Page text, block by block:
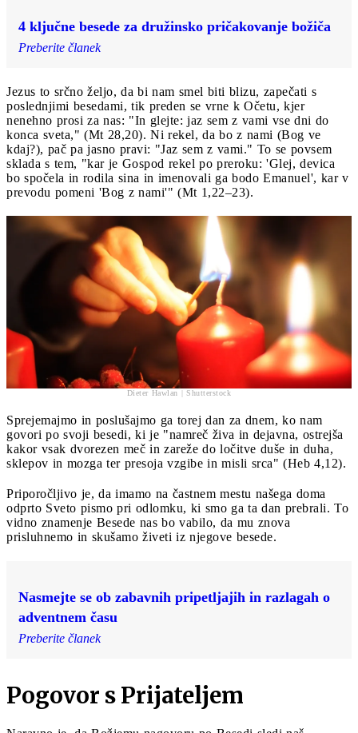
4 ključne besede za družinsko pričakovanje božiča
Preberite članek
Jezus to srčno željo, da bi nam smel biti blizu, zapečati s
poslednjimi besedami, tik preden se vrne k Očetu, kjer
nenehno prosi za nas: "In glejte: jaz sem z vami vse dni do
konca sveta," (Mt 28,20). Ni rekel, da bo z nami (Bog ve
kdaj?), pač pa jasno pravi: "Jaz sem z vami." To se povsem
sklada s tem, "kar je Gospod rekel po preroku: 'Glej, devica
bo spočela in rodila sina in imenovali ga bodo Emanuel', kar v
prevodu pomeni 'Bog z nami'" (Mt 1,22–23).
Dieter Hawlan | Shutterstock
Sprejemajmo in poslušajmo ga torej dan za dnem, ko nam
govori po svoji besedi, ki je "namreč živa in dejavna, ostrejša
kakor vsak dvorezen meč in zareže do ločitve duše in duha,
sklepov in mozga ter presoja vzgibe in misli srca" (Heb 4,12).
Priporočljivo je, da imamo na častnem mestu našega doma
odprto Sveto pismo pri odlomku, ki smo ga ta dan prebrali. To
vidno znamenje Besede nas bo vabilo, da mu znova
prisluhnemo in skušamo živeti iz njegove besede.
Nasmejte se ob zabavnih pripetljajih in razlagah o
adventnem času
Preberite članek
Pogovor s Prijateljem